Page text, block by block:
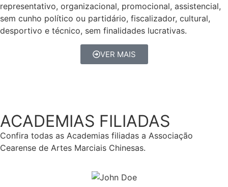
representativo, organizacional, promocional, assistencial,
sem cunho político ou partidário, fiscalizador, cultural,
desportivo e técnico, sem finalidades lucrativas.
VER MAIS
ACADEMIAS FILIADAS
Confira todas as Academias filiadas a Associação
Cearense de Artes Marciais Chinesas.